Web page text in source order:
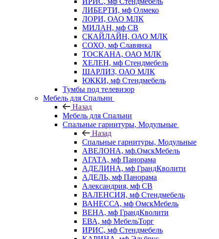
ЛИБЕРТИ, мф Олмеко
ЛОРИ, ОАО МЛК
МИЛАН, мф СВ
СКАЙЛАЙН, ОАО МЛК
СОХО, мф Славянка
ТОСКАНА, ОАО МЛК
ХЕЛЕН, мф Стендмебель
ШАРЛИЗ, ОАО МЛК
ЮККИ, мф Стендмебель
Тумбы под телевизор
Мебель для Спальни
Назад
Мебель для Спальни
Спальные гарнитуры, Модульные
Назад
Спальные гарнитуры, Модульные
АВЕЛОНА, мф.ОмскМебель
АГАТА, мф Панорама
АДЕЛИНА, мф ГрандКволити
АДЕЛЬ, мф Панорама
Александрия, мф СВ
ВАЛЕНСИЯ, мф Стендмебель
ВАНЕССА, мф ОмскМебель
ВЕНА, мф ГрандКволити
ЕВА, мф МебельТорг
ИРИС, мф Стендмебель